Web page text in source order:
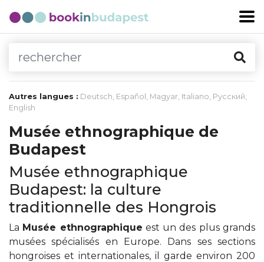
Autres langues : Deutsch, Español , Magyar, Italiano, Русский,
English
Musée ethnographique de
Budapest
Musée ethnographique
Budapest: la culture
traditionnelle des Hongrois
La Musée ethnographique est un des plus grands
musées spécialisés en Europe. Dans ses sections
hongroises et internationales, il garde environ 200